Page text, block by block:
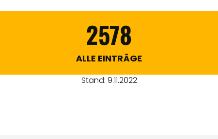
2578
ALLE EINTRÄGE
Stand: 9.11.2022